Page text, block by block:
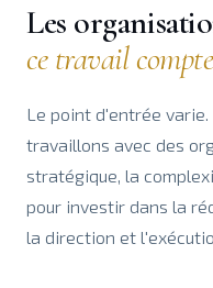
Les
ce travail
Le point d'entrée
travaillons avec des
stratégique, la
pour investir dans la
la direction et